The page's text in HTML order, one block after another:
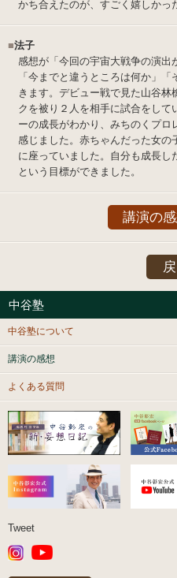
かち合えたのが、すごく嬉しかっ
■法子
感想が「今回の宇宙大戦争の演出
「今までと違うところは何か」
きます。デビュー戦で見た山谷
クを被り２人を相手に試合をして
ーの成長がわかり、みちのくプロ
感じました。赤ちゃんだった女の
に座っていました。自分も成長し
という目標ができました。
講演の
中谷塾
中谷塾について
講演の感想
よくある質問
Tweet